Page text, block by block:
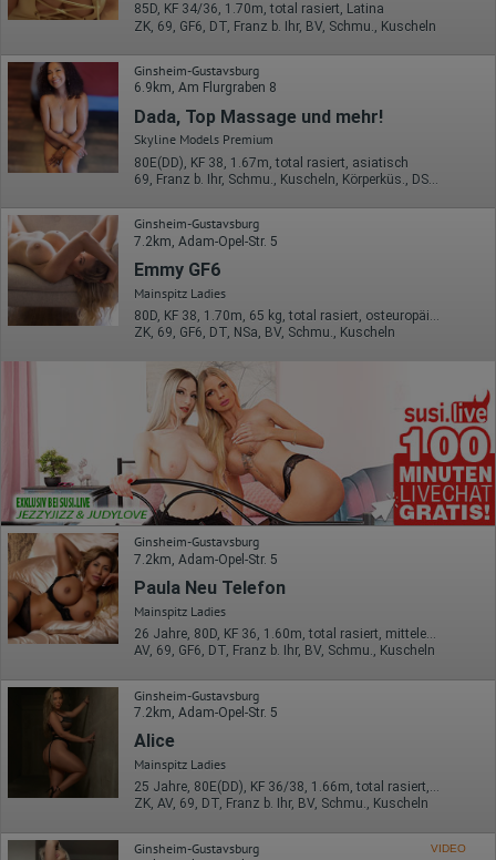
85D, KF 34/36, 1.70m, total rasiert, Latina
ZK, 69, GF6, DT, Franz b. Ihr, BV, Schmu., Kuscheln
Ginsheim-Gustavsburg
6.9km, Am Flurgraben 8
Dada, Top Massage und mehr!
Skyline Models Premium
80E(DD), KF 38, 1.67m, total rasiert, asiatisch
69, Franz b. Ihr, Schmu., Kuscheln, Körperküs., DSa, DSp, Mast.
Ginsheim-Gustavsburg
7.2km, Adam-Opel-Str. 5
Emmy GF6
Mainspitz Ladies
80D, KF 38, 1.70m, 65 kg, total rasiert, osteuropäisch
ZK, 69, GF6, DT, NSa, BV, Schmu., Kuscheln
Ginsheim-Gustavsburg
7.2km, Adam-Opel-Str. 5
Paula Neu Telefon
Mainspitz Ladies
26 Jahre, 80D, KF 36, 1.60m, total rasiert, mitteleuropäisch
AV, 69, GF6, DT, Franz b. Ihr, BV, Schmu., Kuscheln
Ginsheim-Gustavsburg
7.2km, Adam-Opel-Str. 5
Alice
Mainspitz Ladies
25 Jahre, 80E(DD), KF 36/38, 1.66m, total rasiert, Latina
ZK, AV, 69, DT, Franz b. Ihr, BV, Schmu., Kuscheln
Ginsheim-Gustavsburg VIDEO